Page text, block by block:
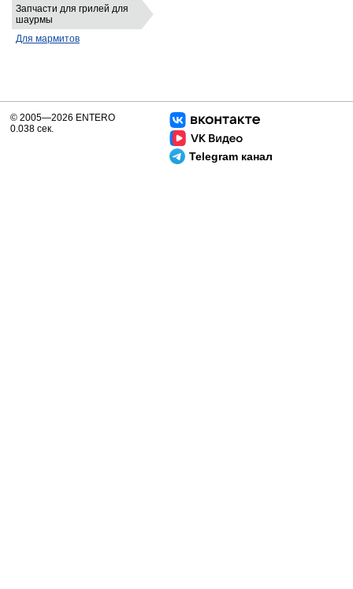
Запчасти для грилей для
шаурмы
Для мармитов
Telegram канал
© 2005—2026 ENTERO
0.038 сек.